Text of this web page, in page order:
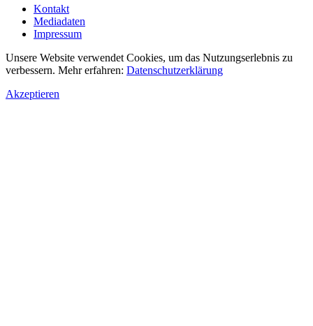
Kontakt
Mediadaten
Impressum
Unsere Website verwendet Cookies, um das Nutzungserlebnis zu
verbessern. Mehr erfahren: Datenschutzerklärung
Akzeptieren